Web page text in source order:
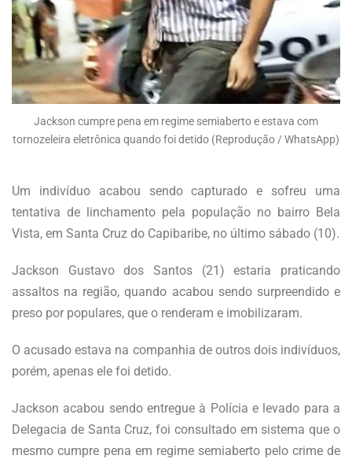
Jackson cumpre pena em regime semiaberto e estava com
tornozeleira eletrônica quando foi detido (Reprodução / WhatsApp)
Um indivíduo acabou sendo capturado e sofreu uma
tentativa de linchamento pela população no bairro Bela
Vista, em Santa Cruz do Capibaribe, no último sábado (10).
Jackson Gustavo dos Santos (21) estaria praticando
assaltos na região, quando acabou sendo surpreendido e
preso por populares, que o renderam e imobilizaram.
O acusado estava na companhia de outros dois indivíduos,
porém, apenas ele foi detido.
Jackson acabou sendo entregue à Polícia e levado para a
Delegacia de Santa Cruz, foi consultado em sistema que o
mesmo cumpre pena em regime semiaberto pelo crime de